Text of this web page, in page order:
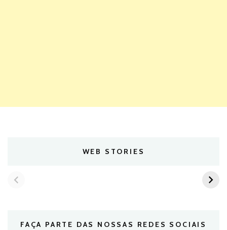
WEB STORIES
FAÇA PARTE DAS NOSSAS REDES SOCIAIS